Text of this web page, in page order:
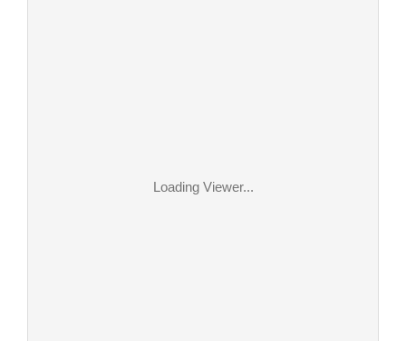
Loading Viewer...